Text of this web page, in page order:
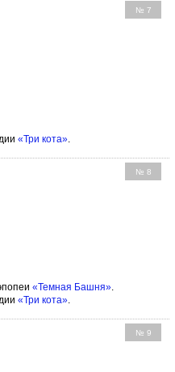
№ 7
«Три кота»
№ 8
«Темная Башня».
«Три кота».
№ 9